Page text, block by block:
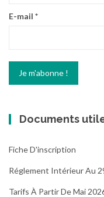
E-mail *
Documents
Fiche D'inscription
Réglement Intérieur Au
Tarifs À Partir De Mai